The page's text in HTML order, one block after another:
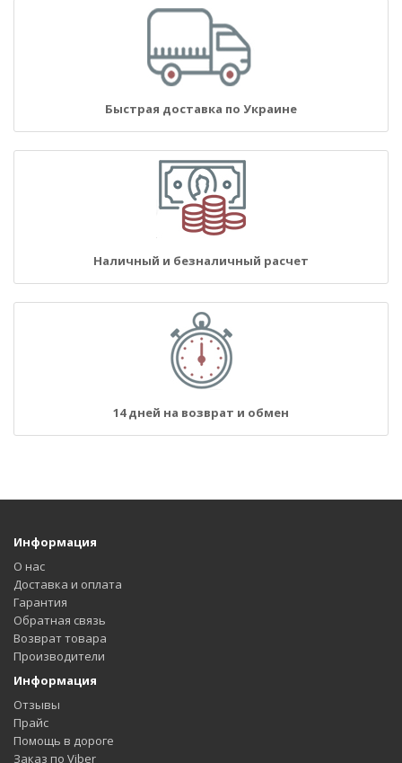
Быстрая доставка по Украине
Наличный и безналичный расчет
14 дней на возврат и обмен
Информация
О нас
Доставка и оплата
Гарантия
Обратная связь
Возврат товара
Производители
Информация
Отзывы
Прайс
Помощь в дороге
Заказ по Viber